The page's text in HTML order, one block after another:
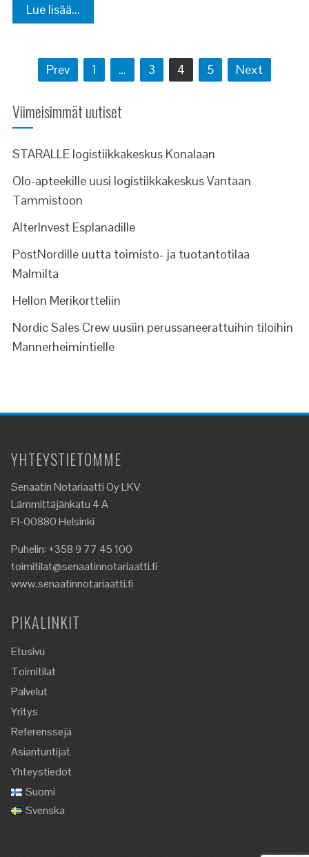
Lue lisää...
Artikkelien
selaus
Prev 1 … 3 4 5 Next
Viimeisimmät uutiset
STARALLE logistiikkakeskus Konalaan
Olo-apteekille uusi logistiikkakeskus Vantaan
Tammistoon
AlterInvest Esplanadille
PostNordille uutta toimisto- ja tuotantotilaa
Malmilta
Hellon Merikortteliin
Nordic Sales Crew uusiin perussaneerattuihin tiloihin
Mannerheimintielle
YHTEYSTIETOMME
Senaatin Notariaatti Oy LKV
Lämmittäjänkatu 4 A
FI-00880 Helsinki
Puhelin: +358 9 77 45 100
toimitilat@senaatinnotariaatti.fi
www.senaatinnotariaatti.fi
PIKALINKIT
Etusivu
Toimitilat
Palvelut
Yritys
Referenssejä
Asiantuntijat
Yhteystiedot
Suomi
Svenska